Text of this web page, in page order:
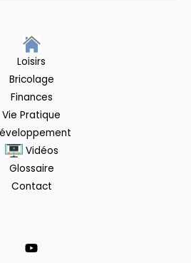
Loisirs
Bricolage
Finances
Vie Pratique
Vidéos
Glossaire
Contact